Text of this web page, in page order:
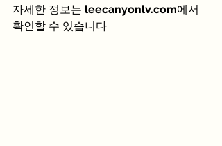
자세한 정보는 leecanyonlv.com에서
확인할 수 있습니다.